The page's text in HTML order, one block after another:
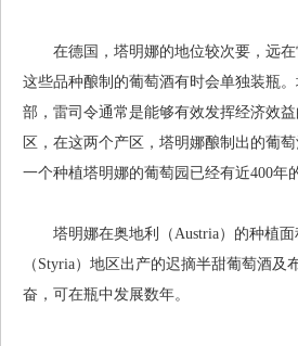
在德国，塔明娜的地位较次要，远在
这些品种酿制的葡萄酒有时会单独装瓶
部，雷司令通常是能够有效发挥经济效
区，在这两个产区，塔明娜酿制出的葡
一个种植塔明娜的葡萄园已经有近400
塔明娜在奥地利（Austria）的种植面
（Styria）地区出产的迟摘半甜葡萄酒
奋，可在瓶中发展数年。